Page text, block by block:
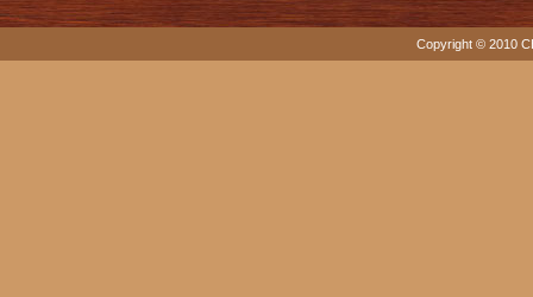
Copyright © 2010